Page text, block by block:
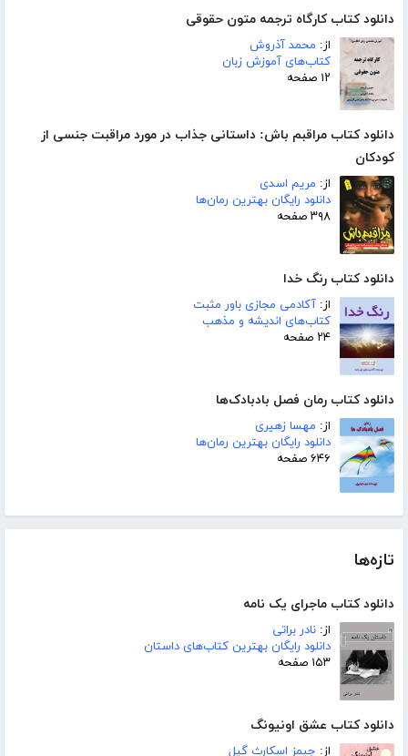
دانلود کتاب کارگاه ترجمه متون حقوقی
از: محمد آذروش
کتاب‌های آموزش زبان
۱۲ صفحه
دانلود کتاب مراقبم باش: داستانی جذاب در مورد مراقبت جنسی از
کودکان
از: مریم اسدی
دانلود رایگان بهترین رمان‌ها
۳۹۸ صفحه
دانلود کتاب رنگ خدا
از: آکادمی مجازی باور مثبت
کتاب‌های اندیشه و مذهب
۲۴ صفحه
دانلود کتاب رمان فصل بادبادک‌ها
از: مهسا زهیری
دانلود رایگان بهترین رمان‌ها
۶۴۶ صفحه
تازه‌ها
دانلود کتاب ماجرای یک نامه
از: نادر براتی
دانلود رایگان بهترین کتاب‌های داستان
۱۵۳ صفحه
دانلود کتاب عشق اونیونگ
از: جیمز اسکارث گیل